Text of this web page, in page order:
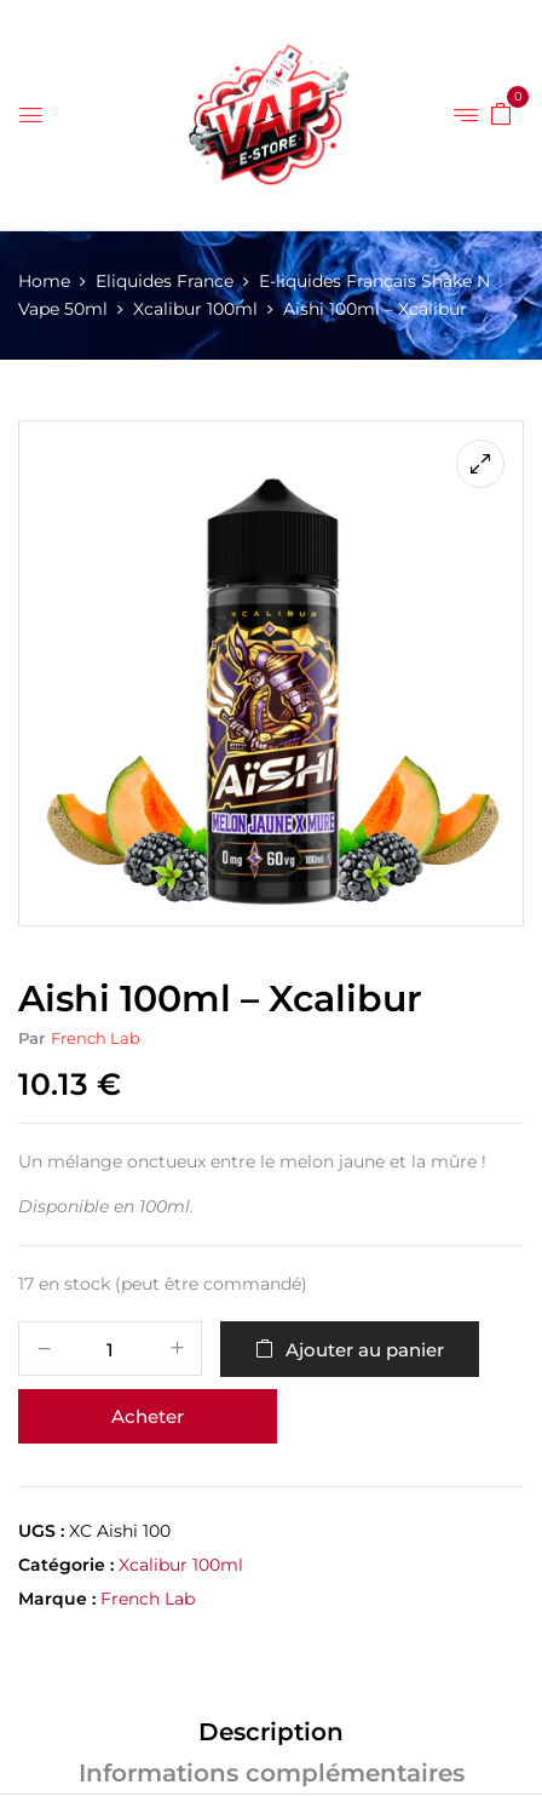
0
Home Eliquides France
E-liquides Français Shake N
Vape 50ml
Xcalibur 100ml Aishi 100ml – Xcalibur
Aishi 100ml – Xcalibur
Par French Lab
10.13 €
Un mélange onctueux entre le melon jaune et la mûre !
Disponible en 100ml.
17 en stock (peut être commandé)
Ajouter au panier
Acheter
UGS : XC Aishi 100
Catégorie : Xcalibur 100ml
Marque : French Lab
Description
Informations complémentaires